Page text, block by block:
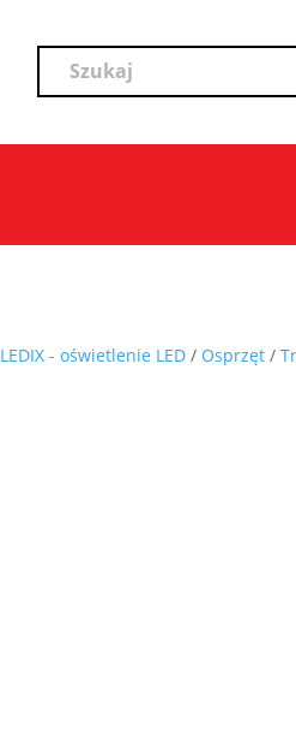
LEDIX - oświetlenie LED / Osprzęt /